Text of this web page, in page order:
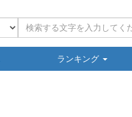
ランキング